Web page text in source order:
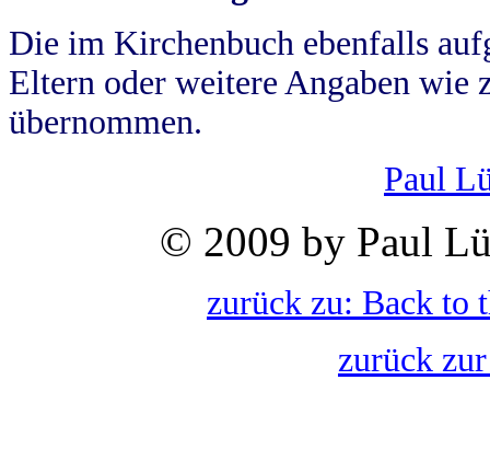
Die im Kirchenbuch ebenfalls
Eltern oder weitere Angaben wie
übernommen.
Paul
© 2009 by Paul
zurück zu: Back to
zurück